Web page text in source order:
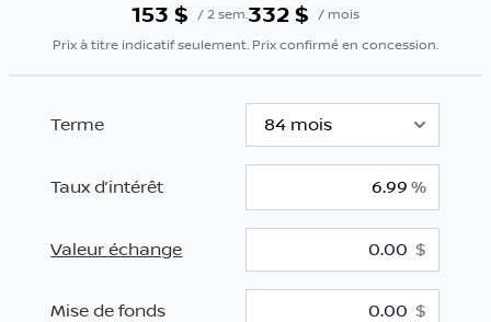
153 $ / 2 sem.332$ / mois
Prix à titre indicatif seulement. Prix confirmé en concession.
Terme
Taux d’intérêt %
Valeur échange $ $
Mise de fonds $